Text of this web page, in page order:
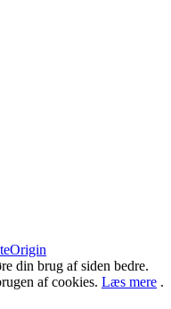
din brug af siden bedre.
af cookies. Læs mere .